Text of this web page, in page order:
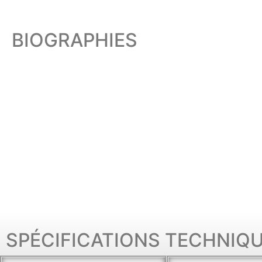
BIOGRAPHIES
SPÉCIFICATIONS